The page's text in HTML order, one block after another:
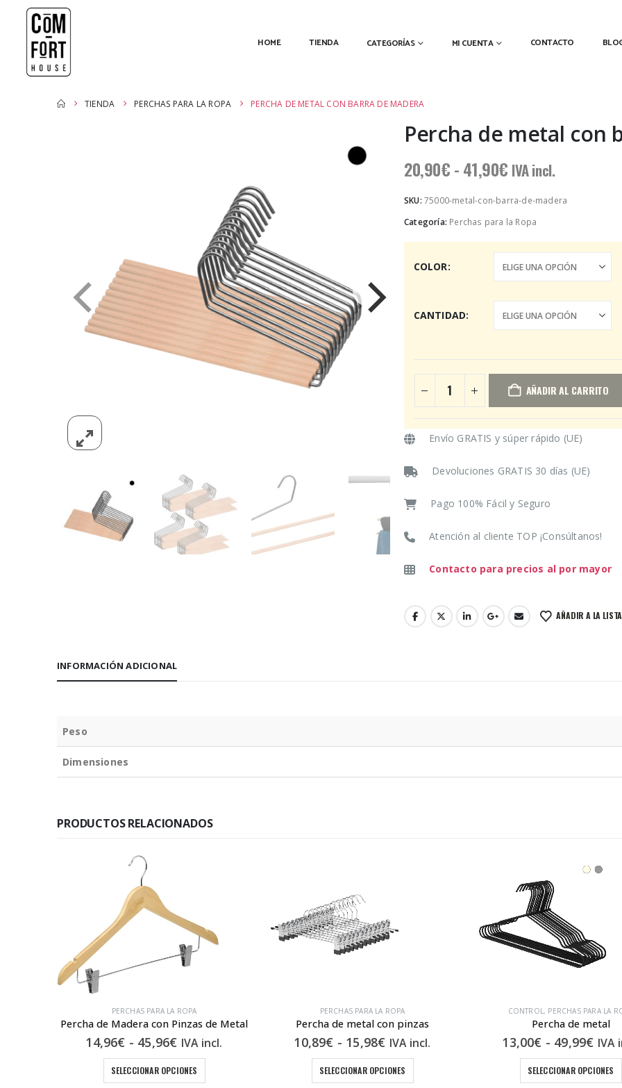
HOME TIENDA CATEGORÍAS MI CUENTA CONTACTO
TIENDA PERCHAS PARA LA ROPA PERCHA DE METAL CON BARRA DE MADERA
Percha de metal con
20,90€-41,90€Rango
de
precios:
desde
20,90€
hasta
41,90€
IVA incl.
SKU: 75000-metal-con-barra-de-madera
Categoría: Perchas para la Ropa
COLOR
CANTIDAD
AÑADIR AL CARRITO
Envío GRATIS y súper rápido (UE)
Devoluciones GRATIS 30 días (UE)
Pago 100% Fácil y Seguro
Atención al cliente TOP ¡Consúltanos!
Contacto para precios al por mayor
AÑADIR A LA
INFORMACIÓN ADICIONAL
Peso
Dimensiones
PRODUCTOS RELACIONADOS
PERCHAS PARA LA ROPA
Percha de Madera con Pinzas de Metal
14,96€ - 45,96€Rango
precios:
desde
IVA incl.
SELECCIONAR OPCIONES
Este producto tiene múltiples variantes. Las opciones se pueden elegir en la página de producto
PERCHAS PARA LA ROPA
Percha de metal con pinzas
10,89€ - 15,98€Rango
precios:
desde
IVA incl.
SELECCIONAR OPCIONES
Este producto tiene múltiples variantes. Las opciones se pueden elegir en la página de producto
CONTROL, PERCHAS PARA LA
Percha de metal
13,00€ - 49,99€
desde
IVA
SELECCIONAR OPCIONES